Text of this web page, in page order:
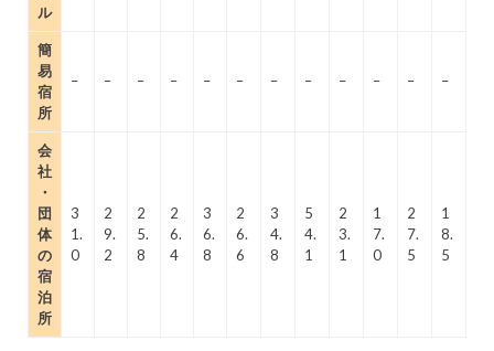
ル
簡
易
宿
所
– – – – – – – – – – – –
会
社
・
団
体
の
宿
泊
所
3
1.
0
2
9.
2
2
5.
8
2
6.
4
3
6.
8
2
6.
6
3
4.
8
5
4.
1
2
3.
1
1
7.
0
2
7.
5
1
8.
5